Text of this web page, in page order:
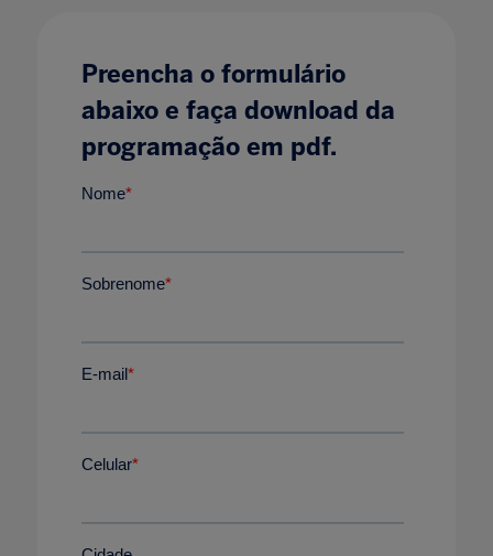
Preencha o formulário
abaixo e faça download da
programação em pdf.